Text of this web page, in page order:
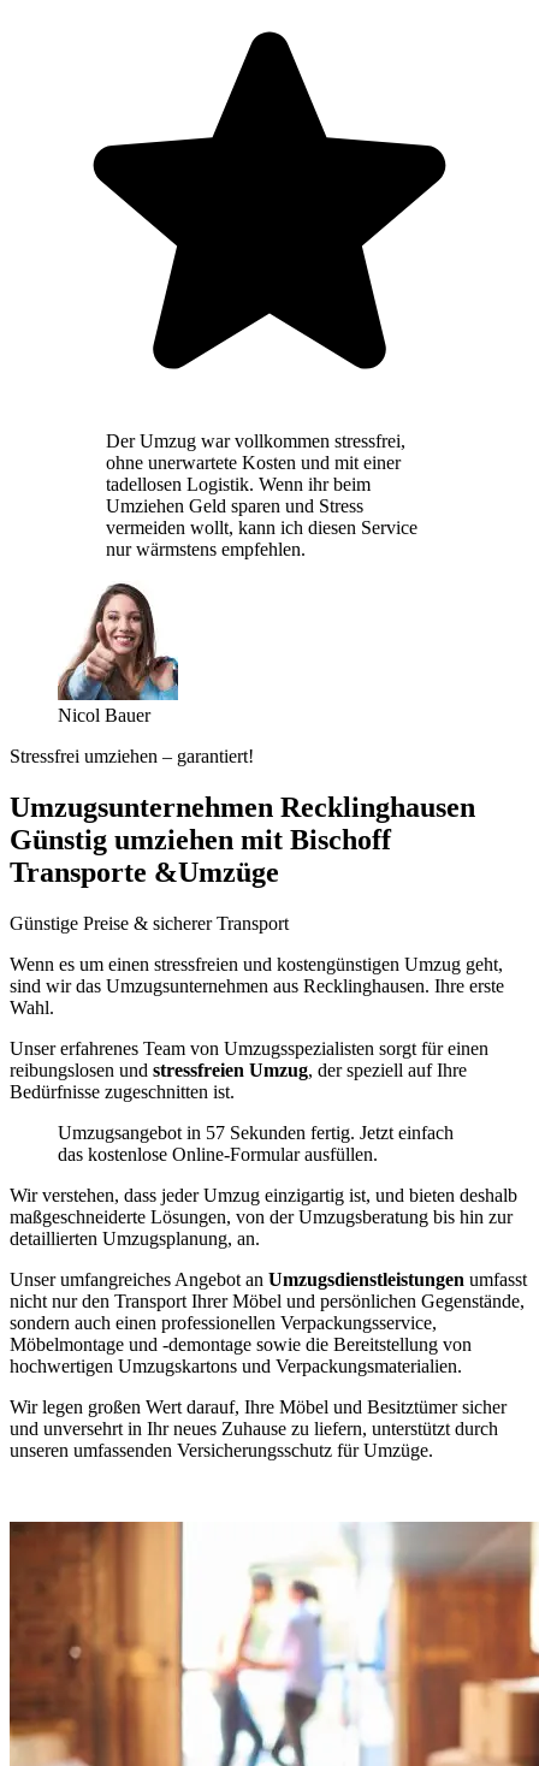
Der Umzug war vollkommen stressfrei,
ohne unerwartete Kosten und mit einer
tadellosen Logistik. Wenn ihr beim
Umziehen Geld sparen und Stress
vermeiden wollt, kann ich diesen Service
nur wärmstens empfehlen.
Nicol Bauer
Stressfrei umziehen – garantiert!
Umzugsunternehmen Recklinghausen
Günstig umziehen mit Bischoff
Transporte &Umzüge
Günstige Preise & sicherer Transport
Wenn es um einen stressfreien und kostengünstigen Umzug geht,
sind wir das Umzugsunternehmen aus Recklinghausen. Ihre erste
Wahl.
Unser erfahrenes Team von Umzugsspezialisten sorgt für einen
reibungslosen und stressfreien Umzug, der speziell auf Ihre
Bedürfnisse zugeschnitten ist.
Umzugsangebot in 57 Sekunden fertig. Jetzt einfach
das kostenlose Online-Formular ausfüllen.
Wir verstehen, dass jeder Umzug einzigartig ist, und bieten deshalb
maßgeschneiderte Lösungen, von der Umzugsberatung bis hin zur
detaillierten Umzugsplanung, an.
Unser umfangreiches Angebot an Umzugsdienstleistungen umfasst
nicht nur den Transport Ihrer Möbel und persönlichen Gegenstände,
sondern auch einen professionellen Verpackungsservice,
Möbelmontage und -demontage sowie die Bereitstellung von
hochwertigen Umzugskartons und Verpackungsmaterialien.
Wir legen großen Wert darauf, Ihre Möbel und Besitztümer sicher
und unversehrt in Ihr neues Zuhause zu liefern, unterstützt durch
unseren umfassenden Versicherungsschutz für Umzüge.